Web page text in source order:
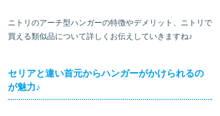
ニトリのアーチ型ハンガーの特徴やデメリット、ニトリで
買える類似品について詳しくお伝えしていきますね♪
セリアと違い首元からハンガーがかけられるの
が魅力♪